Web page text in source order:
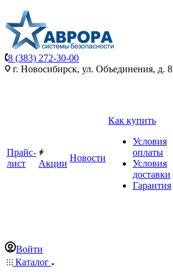
8 (383) 272-30-00
г. Новосибирск, ул. Объединения, д. 8
Прайс-
лист
Акции
Новости
Как купить
Условия
оплаты
Условия
доставки
Гарантия
Войти
Каталог